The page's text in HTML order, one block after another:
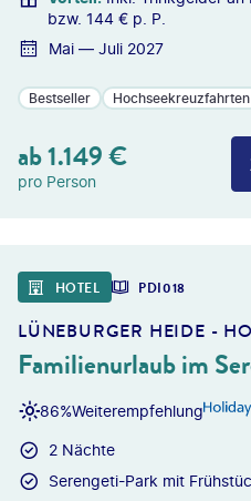
bzw. 144 € p. P.
Mai — Juli 2027
Bestseller Hochseekreuzfahrten
ab1.149€
pro Person
HOTEL PDI018
LÜNEBURGER HEIDE -
Familienurlaub im
Weiterempfehlung
86%
2 Nächte
Serengeti-Park mit